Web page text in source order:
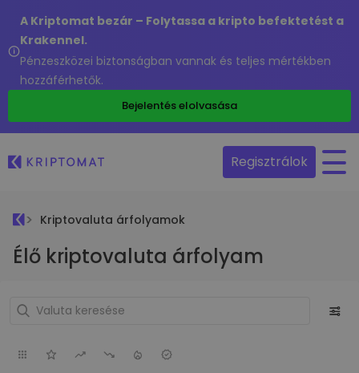
A Kriptomat bezár – Folytassa a kripto befektetést a
Krakennel.
Pénzeszközei biztonságban vannak és teljes mértékben
hozzáférhetők.
Bejelentés elolvasása
Regisztrálok
Kriptovaluta árfolyamok
Élő kriptovaluta árfolyam